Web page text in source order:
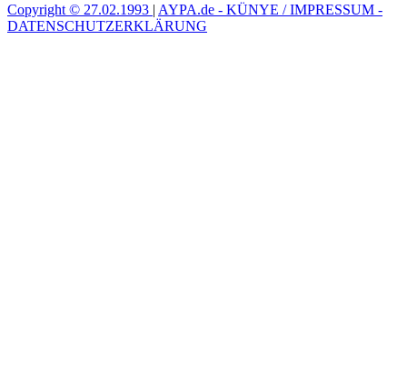
Copyright © 27.02.1993 | AYPA.de - KÜNYE / IMPRESSUM -
DATENSCHUTZERKLÄRUNG